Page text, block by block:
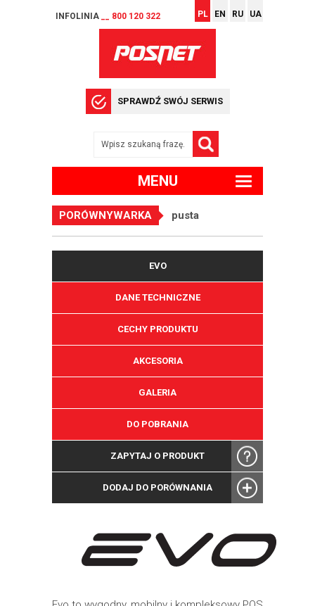
INFOLINIA __ 800 120 322 PL EN RU UA
SPRAWDŹ SWÓJ SERWIS
MENU
PORÓWNYWARKA pusta
EVO
DANE TECHNICZNE
CECHY PRODUKTU
AKCESORIA
GALERIA
DO POBRANIA
ZAPYTAJ O PRODUKT
DODAJ DO PORÓWNANIA